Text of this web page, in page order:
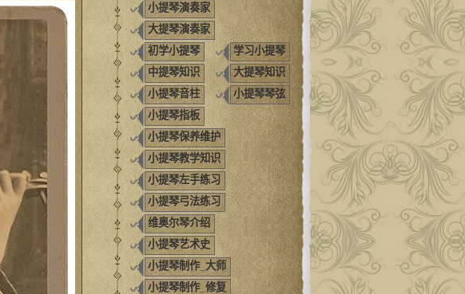
小提琴演奏家
大提琴演奏家
初学小提琴
学习小提琴
中提琴知识
大提琴知识
小提琴音柱
小提琴琴弦
小提琴指板
小提琴保养维护
小提琴教学知识
小提琴左手练习
小提琴弓法练习
维奥尔琴介绍
小提琴艺术史
小提琴制作_大师
小提琴制作_修复